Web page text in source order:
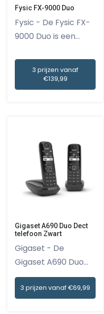
Fysic FX-9000 Duo
Fysic - De Fysic FX-
9000 Duo is een
3 prijzen vanaf
€139,99
Gigaset A690 Duo Dect
telefoon Zwart
Gigaset - De
Gigaset A690 Duo
Dect telefoon...
3 prijzen vanaf €69,99